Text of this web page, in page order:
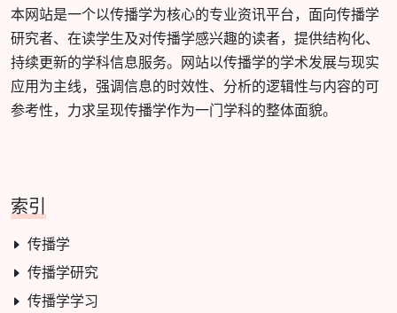
本网站是一个以传播学为核心的专业资讯平台，面向传播学
研究者、在读学生及对传播学感兴趣的读者，提供结构化、
持续更新的学科信息服务。网站以传播学的学术发展与现实
应用为主线，强调信息的时效性、分析的逻辑性与内容的可
参考性，力求呈现传播学作为一门学科的整体面貌。
索引
传播学
传播学研究
传播学学习